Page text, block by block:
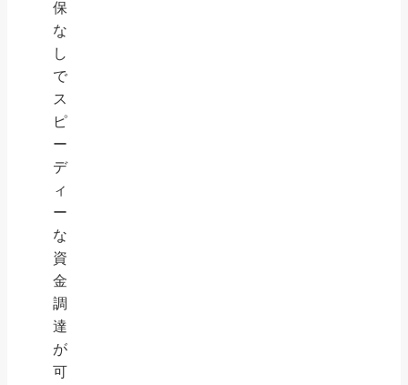
保
な
し
で
ス
ピ
ー
デ
ィ
ー
な
資
金
調
達
が
可